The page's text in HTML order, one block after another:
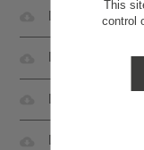
Données
Données
Données
Données
This
control